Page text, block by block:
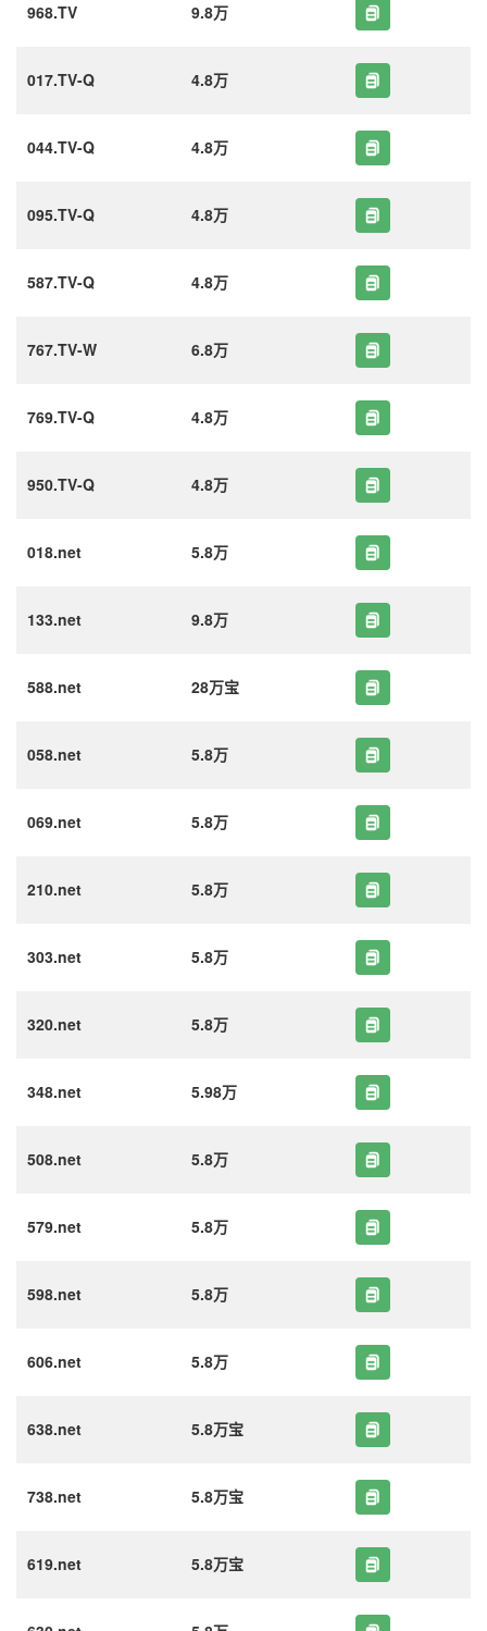
968.TV 9.8万
017.TV-Q 4.8万
044.TV-Q 4.8万
095.TV-Q 4.8万
587.TV-Q 4.8万
767.TV-W 6.8万
769.TV-Q 4.8万
950.TV-Q 4.8万
018.net 5.8万
133.net 9.8万
588.net 28万宝
058.net 5.8万
069.net 5.8万
210.net 5.8万
303.net 5.8万
320.net 5.8万
348.net 5.98万
508.net 5.8万
579.net 5.8万
598.net 5.8万
606.net 5.8万
638.net 5.8万宝
738.net 5.8万宝
619.net 5.8万宝